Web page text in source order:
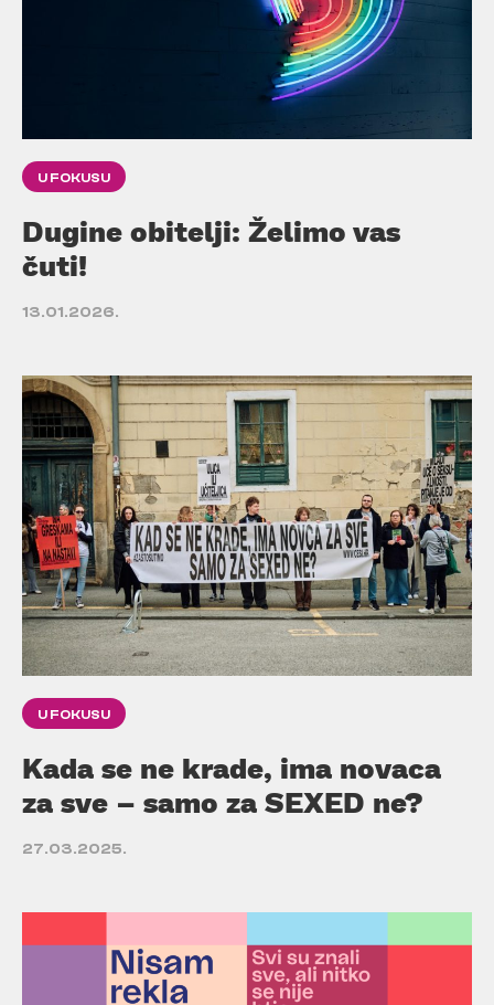
U FOKUSU
Dugine obitelji: Želimo vas
čuti!
13.01.2026.
U FOKUSU
Kada se ne krade, ima novaca
za sve – samo za SEXED ne?
27.03.2025.